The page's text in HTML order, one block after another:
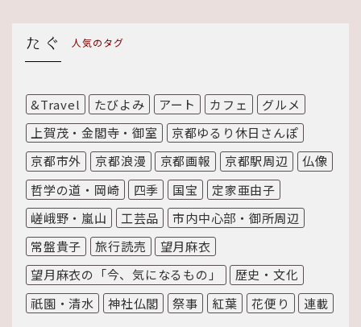
人気のタグ
&Travel たびよみ アート カフェ
グルメ
上賀茂・金閣寺・御室
京都ゆるり休日さんぽ
京都市外
京都浪漫 京都画報 京都駅周辺
仏像
哲学の道・岡崎
四季 国宝
定家亜由子
嵯峨野・嵐山
工芸品
市内中心部・御所周辺
常盤貴子
旅行読売
望月麻衣
望月麻衣の「今、気になるもの」
歴史・文化
祇園・清水
神社仏閣 祭事 紅葉 花便り 連載